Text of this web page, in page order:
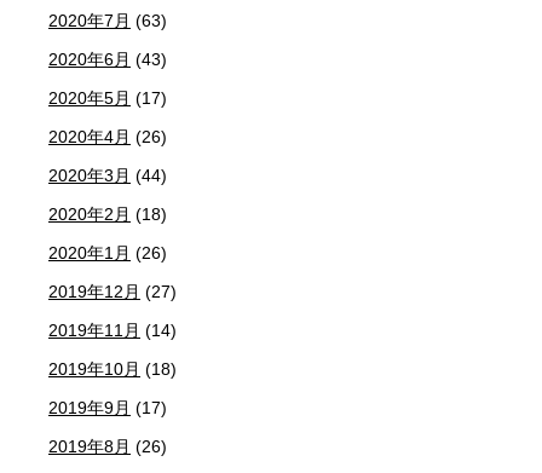
2020年7月 (63)
2020年6月 (43)
2020年5月 (17)
2020年4月 (26)
2020年3月 (44)
2020年2月 (18)
2020年1月 (26)
2019年12月 (27)
2019年11月 (14)
2019年10月 (18)
2019年9月 (17)
2019年8月 (26)